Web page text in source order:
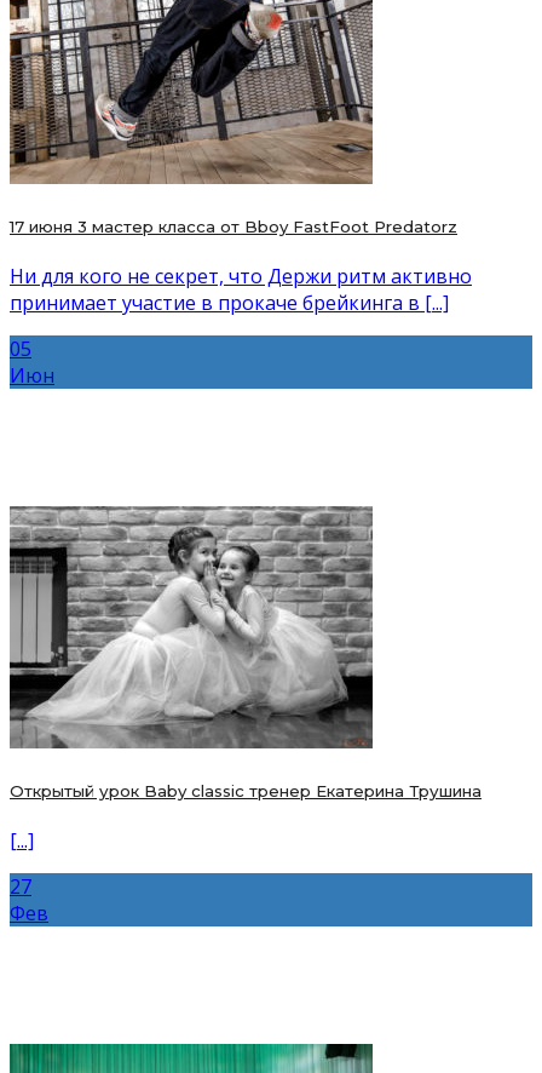
17 июня 3 мастер класса от Bboy FastFoot Predatorz
Ни для кого не секрет, что Держи ритм активно
принимает участие в прокаче брейкинга в [...]
05
Июн
Открытый урок Baby classic тренер Екатерина Трушина
[...]
27
Фев